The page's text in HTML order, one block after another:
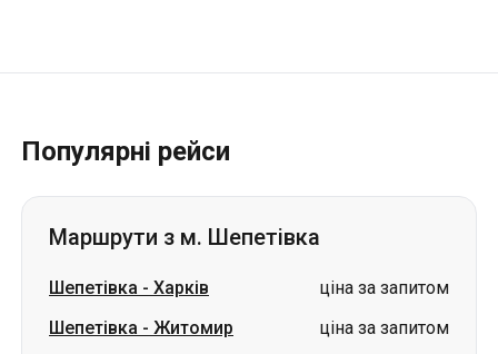
Популярні рейси
Маршрути з м. Шепетівка
Шепетівка - Харків
ціна за запитом
Шепетівка - Житомир
ціна за запитом